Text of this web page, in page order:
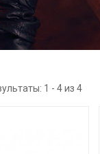
1 - 4 из 4